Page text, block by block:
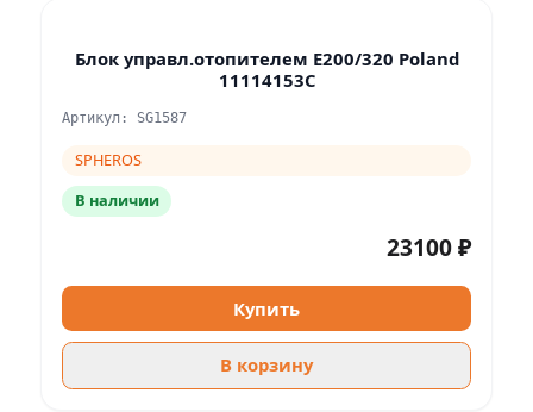
Блок управл.отопителем E200/320 Poland
11114153C
Артикул: SG1587
SPHEROS
В наличии
23100 ₽
Купить
В корзину